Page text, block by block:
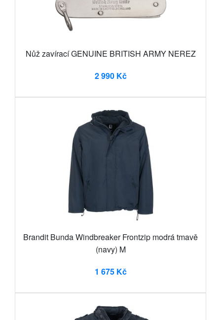
Nůž zavírací GENUINE BRITISH ARMY NEREZ
2 990 Kč
Brandit Bunda Windbreaker Frontzip modrá tmavě
(navy) M
1 675 Kč